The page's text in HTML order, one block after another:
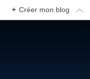
+ Créer mon blog